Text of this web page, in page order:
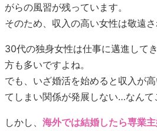
がらの風習が残っています。
そのため、収入の高い女性は敬遠さ
30代の独身女性は仕事に邁進して
方も多いですよね。
でも、いざ婚活を始めると収入が
てしまい関係が発展しない…なんて
しかし、 海外では結婚したら専業